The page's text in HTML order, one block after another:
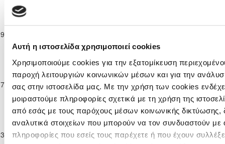
Αυτή η ιστοσελίδα χρησιμοποιεί cookies
Χρησιμοποιούμε cookies για την εξατομίκευση
παροχή λειτουργιών κοινωνικών μέσων και για την
σας στην ιστοσελίδα μας. Με την χρήση των cookies
μοιραστούμε πληροφορίες σχετικά με τη χρήση της
από εσάς με τους παρόχους μέσων κοινωνικής δικτύωσης,
αναλυτικά στοιχείων που μπορούν να τον συνδυαστούν με
πληροφορίες που εσείς τους παρέχετε ή που έχουν
11-2024
Κατηγορία
Κ-14
11-2024
Ανώτατη
Κατηγορία
Παίδων
Κ-14
2024/25
ΟΜΟΝΟΙΑ
ΛΕΥΚΩΣΙΑΣ2 1ΟΛΥΜΠΙΑΚΟΣ
ΛΕΥΚΩΣΙΑΣ
40'
11-2024
Ανώτατη
Κατηγορία
Παίδων
ΑΕΛ ΛΕΜΕΣΟΥ4 0
ΟΜΟΝΟΙΑ
ΛΕΥΚΩΣΙΑΣ
24'